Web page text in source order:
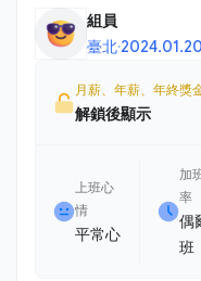
組員
臺北·
月薪、年薪、年終獎
解鎖後顯示
上班心
情
平常心
加
率
偶
班